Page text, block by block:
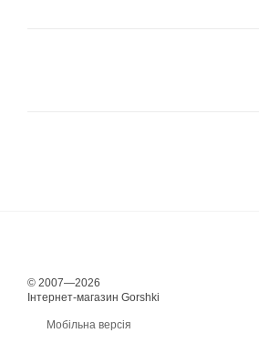
© 2007—2026
Інтернет-магазин Gorshki
Мобільна версія